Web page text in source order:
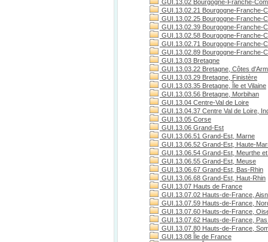
GUI.13.02 Bourgogne-Franche-
GUI.13.02.21 Bourgogne-Franche-
GUI.13.02.25 Bourgogne-Franche-
GUI.13.02.39 Bourgogne-Franche-
GUI.13.02.58 Bourgogne-Franche-
GUI.13.02.71 Bourgogne-Franche-
GUI.13.02.89 Bourgogne-Franche-
GUI.13.03 Bretagne
GUI.13.03.22 Bretagne, Côtes
GUI.13.03.29 Bretagne, Finistère
GUI.13.03.35 Bretagne, Île et Vilaine
GUI.13.03.56 Bretagne, Morbihan
GUI.13.04 Centre-Val de Loire
GUI.13.04.37 Centre Val de Loire,
GUI.13.05 Corse
GUI.13.06 Grand-Est
GUI.13.06.51 Grand-Est, Marne
GUI.13.06.52 Grand-Est, Haute-
GUI.13.06.54 Grand-Est, Meurthe
GUI.13.06.55 Grand-Est, Meuse
GUI.13.06.67 Grand-Est, Bas-Rhin
GUI.13.06.68 Grand-Est, Haut-Rhin
GUI.13.07 Hauts de France
GUI.13.07.02 Hauts-de-France,
GUI.13.07.59 Hauts-de-France,
GUI.13.07.60 Hauts-de-France,
GUI.13.07.62 Hauts-de-France,
GUI.13.07.80 Hauts-de-France,
GUI.13.08 Île de France